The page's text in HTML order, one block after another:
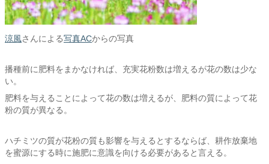
涼風さんによる写真ACからの写真
播種前に肥料をまかなければ、充実花粉数は増えるが花の数は少な
い。
肥料を与えることによって花の数は増えるが、肥料の質によって花
粉の質が異なる。
ハチミツの質が花粉の質も影響を与えるとするならば、耕作放棄地
を蜜源にする時に施肥に意識を向ける必要があると言える。